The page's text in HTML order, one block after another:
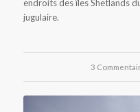
endroits des îles Shetlands
jugulaire.
3 /